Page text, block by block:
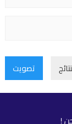
تصويت
!